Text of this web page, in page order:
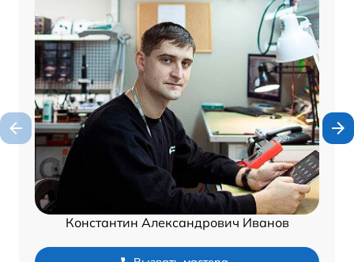
Константин Александрович Иванов